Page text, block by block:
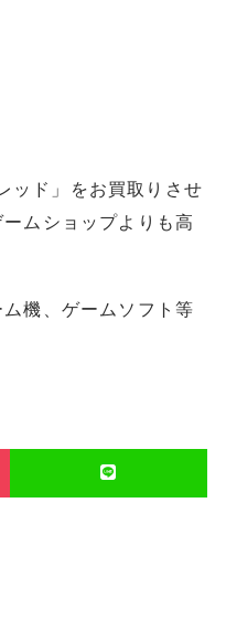
ッド」をお買取りさせ
ムショップよりも高
機、ゲームソフト等